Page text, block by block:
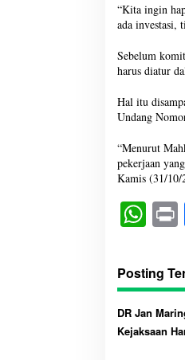
“Kita ingin
ada investasi,
Sebelum
harus diatur
Hal itu
Undang
“Menurut
pekerjaan
Kamis (31/10/
W
ts
A
pp
t
Posting
DR Jan
Kejaksaan